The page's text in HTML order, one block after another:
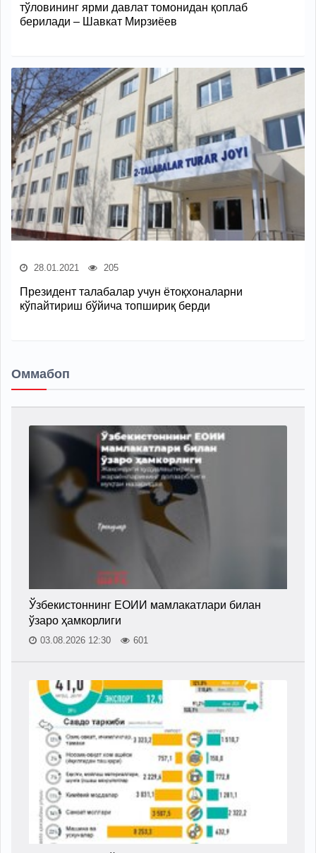
тўловининг ярми давлат томонидан қоплаб
берилади – Шавкат Мирзиёев
28.01.2021 205
Президент талабалар учун ётоқхоналарни
кўпайтириш бўйича топшириқ берди
Оммабоп
Ўзбекистоннинг ЕОИИ мамлакатлари билан
ўзаро ҳамкорлиги
03.08.2026 12:30 601